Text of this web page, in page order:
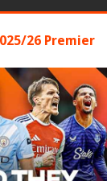
26 Premier